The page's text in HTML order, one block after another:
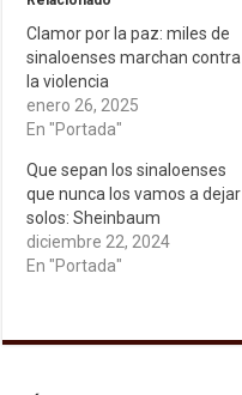
Clamor por la paz: miles de
sinaloenses marchan contra
la violencia
enero 26, 2025
En "Portada"
Que sepan los sinaloenses
que nunca los vamos a dejar
solos: Sheinbaum
diciembre 22, 2024
En "Portada"